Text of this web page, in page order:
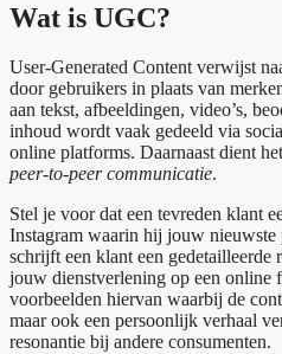
Wat is UGC?
User-Generated Content verwijst
door gebruikers in plaats van
aan tekst, afbeeldingen, video’s,
inhoud wordt vaak gedeeld via
online platforms. Daarnaast dient
peer-to-peer communicatie.
Stel je voor dat een tevreden klant
Instagram waarin hij jouw
schrijft een klant een gedetailleerde
jouw dienstverlening op een online
voorbeelden hiervan waarbij de
maar ook een persoonlijk verhaal
resonantie bij andere consumenten.